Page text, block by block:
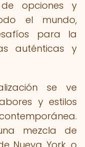
opciones y
el mundo,
para la
auténticas y
se ve
y estilos
mezcla de